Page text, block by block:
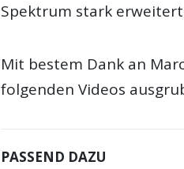
Spektrum stark
Mit bestem Dank an
folgenden Videos
PASSEND DAZU